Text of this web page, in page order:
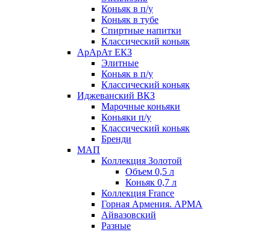
Коньяк в п/у
Коньяк в тубе
Спиртные напитки
Классический коньяк
АрАрАт ЕКЗ
Элитные
Коньяк в п/у
Классический коньяк
Иджеванский ВКЗ
Марочные коньяки
Коньяки п/у
Классический коньяк
Бренди
МАП
Коллекция Золотой
Объем 0,5 л
Коньяк 0,7 л
Коллекция France
Горная Армения. АРМА
Айвазовский
Разные